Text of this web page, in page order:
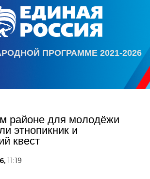
ПРОГРАММЕ 2021-2026
районе для молодёжи
этнопикник и
квест
11:19